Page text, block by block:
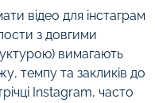
відео для інстаграм
пости з довгими
вимагають
темпу та закликів до
Instagram, часто